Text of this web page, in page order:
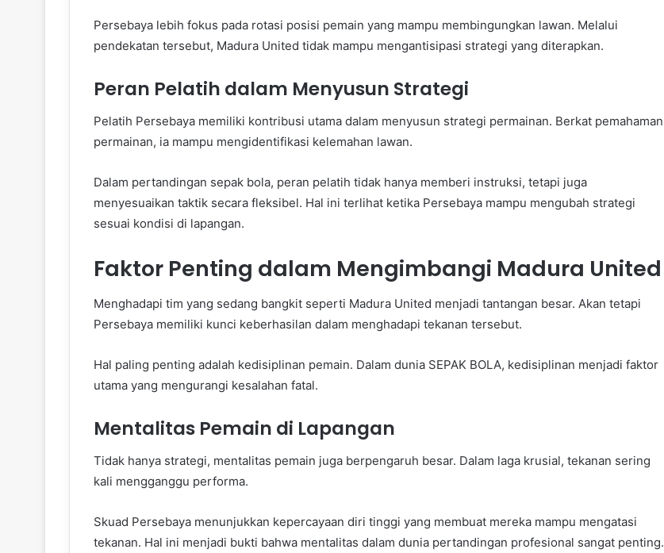
Persebaya lebih fokus pada rotasi posisi pemain yang mampu membingungkan lawan. Melalui
pendekatan tersebut, Madura United tidak mampu mengantisipasi strategi yang diterapkan.
Peran Pelatih dalam Menyusun Strategi
Pelatih Persebaya memiliki kontribusi utama dalam menyusun strategi permainan. Berkat pemahaman
permainan, ia mampu mengidentifikasi kelemahan lawan.
Dalam pertandingan sepak bola, peran pelatih tidak hanya memberi instruksi, tetapi juga
menyesuaikan taktik secara fleksibel. Hal ini terlihat ketika Persebaya mampu mengubah strategi
sesuai kondisi di lapangan.
Faktor Penting dalam Mengimbangi Madura United
Menghadapi tim yang sedang bangkit seperti Madura United menjadi tantangan besar. Akan tetapi
Persebaya memiliki kunci keberhasilan dalam menghadapi tekanan tersebut.
Hal paling penting adalah kedisiplinan pemain. Dalam dunia SEPAK BOLA, kedisiplinan menjadi faktor
utama yang mengurangi kesalahan fatal.
Mentalitas Pemain di Lapangan
Tidak hanya strategi, mentalitas pemain juga berpengaruh besar. Dalam laga krusial, tekanan sering
kali mengganggu performa.
Skuad Persebaya menunjukkan kepercayaan diri tinggi yang membuat mereka mampu mengatasi
tekanan. Hal ini menjadi bukti bahwa mentalitas dalam dunia pertandingan profesional sangat penting.